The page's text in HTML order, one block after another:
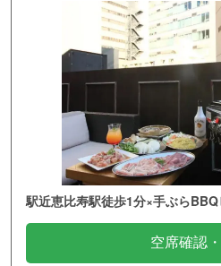
駅近恵比寿駅徒歩1分×手ぶらBBQ
空席確認